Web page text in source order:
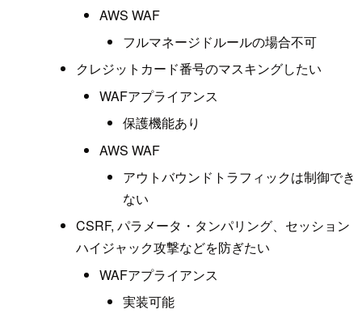
AWS WAF
フルマネージドルールの場合不可
クレジットカード番号のマスキングしたい
WAFアプライアンス
保護機能あり
AWS WAF
アウトバウンドトラフィックは制御でき
ない
CSRF, パラメータ・タンパリング、セッション
ハイジャック攻撃などを防ぎたい
WAFアプライアンス
実装可能